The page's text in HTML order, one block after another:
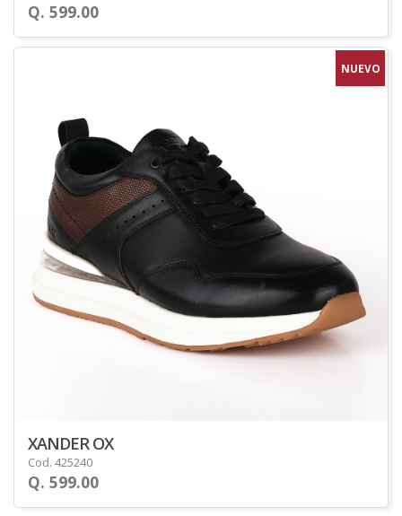
Q. 599.00
NUEVO
XANDER OX
Cod. 425240
Q. 599.00